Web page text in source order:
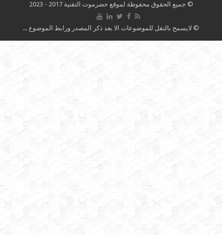
© جميع الحقوق محفوظة لموقع حضرموت التقنية 2017 - 2023
© لايسمح بالنقل للموضوعات الا بعد ذكر المصدر ورابط الموضوع ...